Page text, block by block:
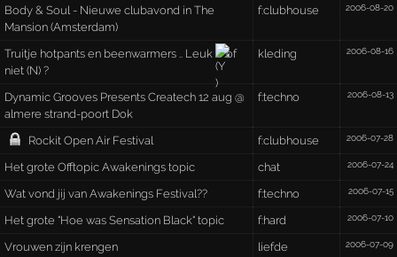
Body & Soul - Nieuwe clubavond in The
Mansion (Amsterdam)
f:clubhouse 2006-08-20
Truitje hotpants en beenwarmers .. Leuk
of
niet (N) ?
kleding 2006-08-16
Dynamic Grooves Presents Createch 12 aug @
almere strand-poort Dok
f:techno 2006-08-13
Rockit Open Air Festival f:clubhouse 2006-07-28
Het grote Offtopic Awakenings topic chat 2006-07-24
Wat vond jij van Awakenings Festival?? f:techno 2006-07-15
Het grote "Hoe was Sensation Black" topic f:hard 2006-07-10
Vrouwen zijn krengen liefde 2006-07-09